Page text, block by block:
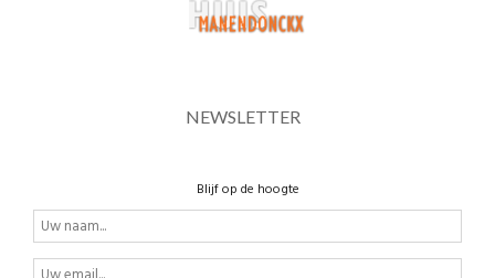
NEWSLETTER
Blijf op de hoogte